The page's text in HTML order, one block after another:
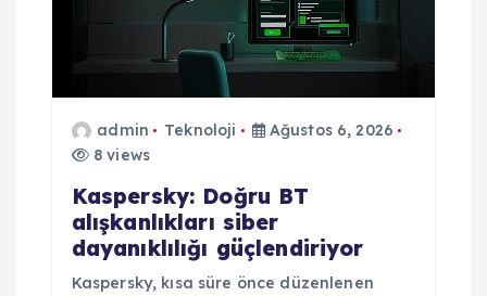
admin Teknoloji
Ağustos 6, 2026
8 views
Kaspersky: Doğru BT
alışkanlıkları siber
dayanıklılığı güçlendiriyor
Kaspersky, kısa süre önce düzenlenen